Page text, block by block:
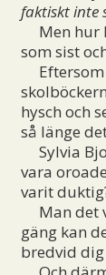
faktiskt inte
Men hur
som sist
Eftersom
hysch och
så länge
Sylvia
vara
varit
Man det
gäng kan
bredvid